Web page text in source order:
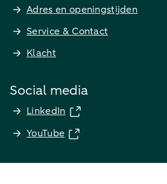
Adres en openingstijden
Service & Contact
Klacht
Social media
LinkedIn
YouTube